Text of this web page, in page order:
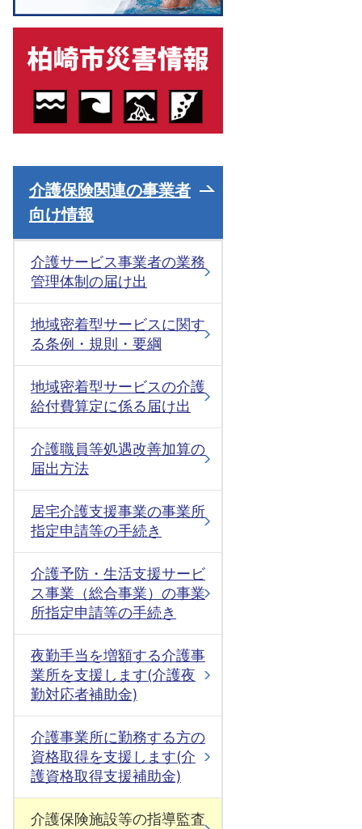
介護保険関連の事業者
向け情報
介護サービス事業者の業務
管理体制の届け出
地域密着型サービスに関す
る条例・規則・要綱
地域密着型サービスの介護
給付費算定に係る届け出
介護職員等処遇改善加算の
届出方法
居宅介護支援事業の事業所
指定申請等の手続き
介護予防・生活支援サービ
ス事業（総合事業）の事業
所指定申請等の手続き
夜勤手当を増額する介護事
業所を支援します(介護夜
勤対応者補助金)
介護事業所に勤務する方の
資格取得を支援します(介
護資格取得支援補助金)
介護保険施設等の指導監査